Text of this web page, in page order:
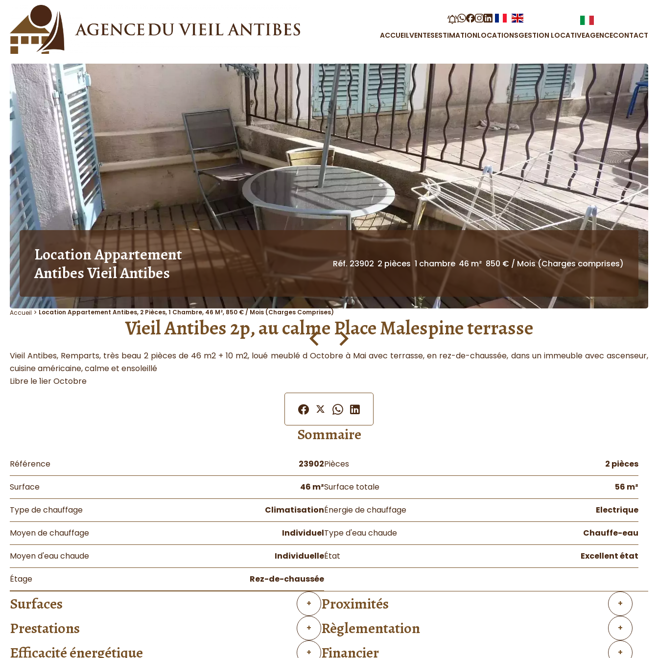
ACCUEILVENTESESTIMATIONLOCATIONSGESTION LOCATIVEAGENCECONTACT
Location Appartement
Antibes Vieil Antibes
Réf. 23902 2 pièces 1 chambre 46 m² 850 € / Mois (Charges comprises)
Accueil Location Appartement Antibes, 2 Pièces, 1 Chambre, 46 M², 850 € / Mois (Charges Comprises)
Vieil Antibes 2p, au calme Place Malespine terrasse
Vieil Antibes, Remparts, très beau 2 pièces de 46 m2 + 10 m2, loué meublé d Octobre à Mai avec terrasse, en rez-de-chaussée, dans un immeuble avec ascenseur,
cuisine américaine, calme et ensoleillé
Libre le 1ier Octobre
Sommaire
Référence 23902Pièces 2 pièces
Surface 46 m²Surface totale 56 m²
Type de chauffage ClimatisationÉnergie de chauffage Electrique
Moyen de chauffage IndividuelType d'eau chaude Chauffe-eau
Moyen d'eau chaude IndividuelleÉtat Excellent état
Étage Rez-de-chaussée
Surfaces + Proximités +
Prestations + Règlementation +
Efficacité énergétique + Financier +